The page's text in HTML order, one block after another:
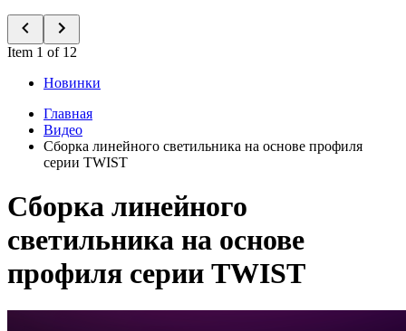
Item 1 of 12
Новинки
Главная
Видео
Сборка линейного светильника на основе профиля
серии TWIST
Сборка линейного
светильника на основе
профиля серии TWIST